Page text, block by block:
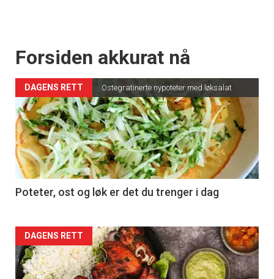
Forsiden akkurat nå
DAGENS RETT Ostegratinerte nypoteter med løksalat
Poteter, ost og løk er det du trenger i dag
Forsiden
akkurat
DAGENS RETT